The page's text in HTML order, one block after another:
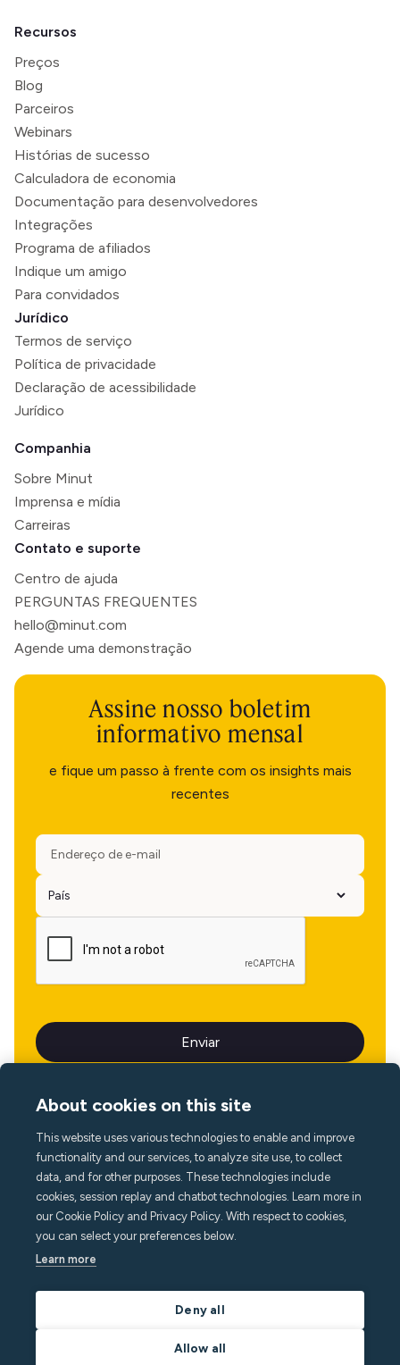
Recursos
Preços
Blog
Parceiros
Webinars
Histórias de sucesso
Calculadora de economia
Documentação para desenvolvedores
Integrações
Programa de afiliados
Indique um amigo
Para convidados
Jurídico
Termos de serviço
Política de privacidade
Declaração de acessibilidade
Jurídico
Companhia
Sobre Minut
Imprensa e mídia
Carreiras
Contato e suporte
Centro de ajuda
PERGUNTAS FREQUENTES
hello@minut.com
Agende uma demonstração
Assine nosso boletim
informativo mensal
e fique um passo à frente com os insights mais
recentes
Idioma
About cookies on this site
This website uses various technologies to enable and improve
functionality and our services, to analyze site use, to collect
data, and for other purposes. These technologies include
cookies, session replay and chatbot technologies. Learn more in
our Cookie Policy and Privacy Policy. With respect to cookies,
you can select your preferences below.
Learn more
Deny all
Allow all